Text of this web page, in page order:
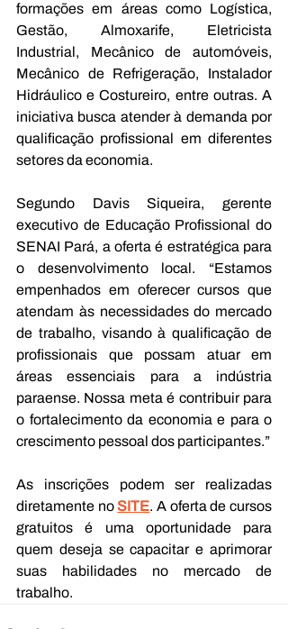
formações em áreas como Logística,
Gestão, Almoxarife, Eletricista
Industrial, Mecânico de automóveis,
Mecânico de Refrigeração, Instalador
Hidráulico e Costureiro, entre outras. A
iniciativa busca atender à demanda por
qualificação profissional em diferentes
setores da economia.
Segundo Davis Siqueira, gerente
executivo de Educação Profissional do
SENAI Pará, a oferta é estratégica para
o desenvolvimento local. “Estamos
empenhados em oferecer cursos que
atendam às necessidades do mercado
de trabalho, visando à qualificação de
profissionais que possam atuar em
áreas essenciais para a indústria
paraense. Nossa meta é contribuir para
o fortalecimento da economia e para o
crescimento pessoal dos participantes.”
As inscrições podem ser realizadas
diretamente no SITE. A oferta de cursos
gratuitos é uma oportunidade para
quem deseja se capacitar e aprimorar
suas habilidades no mercado de
trabalho.